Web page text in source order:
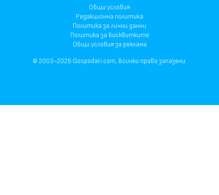
Общи условия
Редакционна политика
Политика за лични данни
Политика за бисквитките
Общи условия за реклама
© 2003-2026 Gospodari.com, Всички права запазени.